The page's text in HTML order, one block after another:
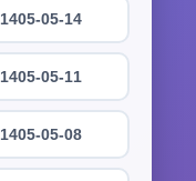
1405-05-14
1405-05-11
1405-05-08